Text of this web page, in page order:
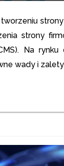
strony
Na
wady i